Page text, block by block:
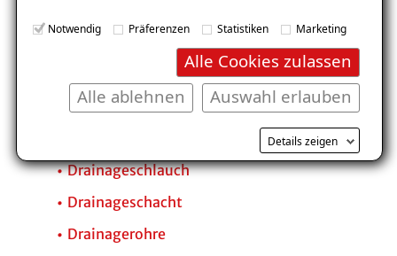
Notwendig Präferenzen Statistiken Marketing
Alle Cookies zulassen
Auswahl erlauben
Alle ablehnen
Details zeigen
Revisionsschacht
Pumpenschacht
Drainageschlauch
Drainageschacht
Drainagerohre